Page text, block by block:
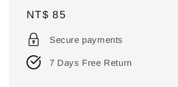
Regular
price
NT$ 85
Secure payments
7 Days Free Return